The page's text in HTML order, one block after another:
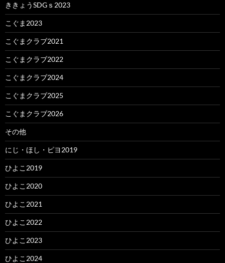
ききょうSDGｓ2023
こぐま2023
こぐまクラブ2021
こぐまクラブ2022
こぐまクラブ2024
こぐまクラブ2025
こぐまクラブ2026
その他
にじ・ほし・ピヨ2019
ひよこ2019
ひよこ2020
ひよこ2021
ひよこ2022
ひよこ2023
ひよこ2024